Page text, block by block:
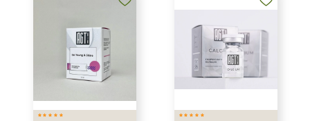
Израиль
Показать еще